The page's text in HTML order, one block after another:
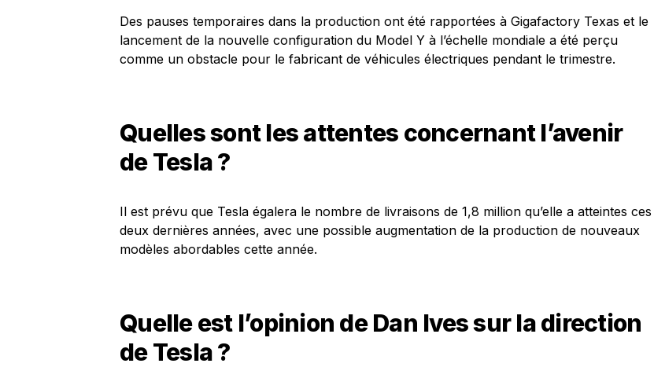
Des pauses temporaires dans la production ont été rapportées à Gigafactory Texas et le
lancement de la nouvelle configuration du Model Y à l’échelle mondiale a été perçu
comme un obstacle pour le fabricant de véhicules électriques pendant le trimestre.
Quelles sont les attentes concernant l’avenir
de Tesla ?
Il est prévu que Tesla égalera le nombre de livraisons de 1,8 million qu’elle a atteintes ces
deux dernières années, avec une possible augmentation de la production de nouveaux
modèles abordables cette année.
Quelle est l’opinion de Dan Ives sur la direction
de Tesla ?